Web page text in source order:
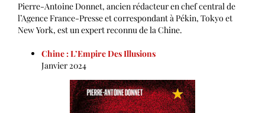
Pierre-Antoine Donnet, ancien rédacteur en chef central de
l’Agence France-Presse et correspondant à Pékin, Tokyo et
New York, est un expert reconnu de la Chine.
Chine : L’Empire Des Illusions
Janvier 2024